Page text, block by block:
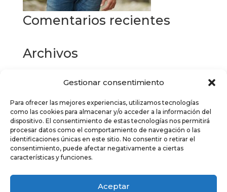
Gestionar consentimiento
Para ofrecer las mejores experiencias, utilizamos tecnologías
como las cookies para almacenar y/o acceder a la información del
dispositivo. El consentimiento de estas tecnologías nos permitirá
procesar datos como el comportamiento de navegación o las
identificaciones únicas en este sitio. No consentir o retirar el
consentimiento, puede afectar negativamente a ciertas
características y funciones.
Aceptar
Comentarios recientes
Archivos
Categorías
No hay categorías
Meta
Acceder
Feed de entradas
Feed de comentarios